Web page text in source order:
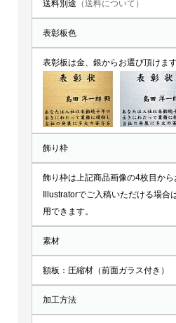
送料別途 （送料について）
表彰板色
表彰板は金、銀からお選び頂けます
飾り枠
飾り枠は上記商品画像の4枚目から
Illustratorでご入稿いただける場合
用できます。
素材
額板：圧縮材（前面ガラス付き
加工方法